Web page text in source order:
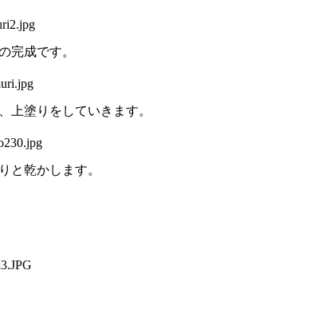
完成です。
上塗りをしていきます。
と乾かします。